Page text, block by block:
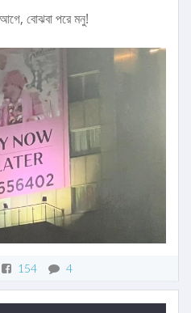
বোঝবা পরে মনু!
154 4